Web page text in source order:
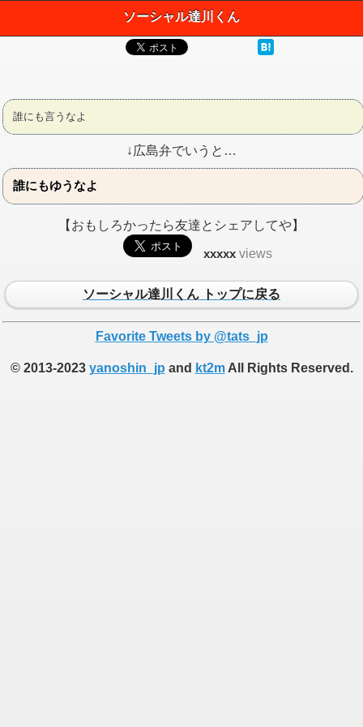
ソーシャル達川くん
誰にも言うなよ
↓広島弁でいうと…
誰にもゆうなよ
【おもしろかったら友達とシェアしてや】
xxxxx views
ソーシャル達川くん トップに戻る
Favorite Tweets by @tats_jp
© 2013-2023 yanoshin_jp and kt2mAll Rights Reserved.